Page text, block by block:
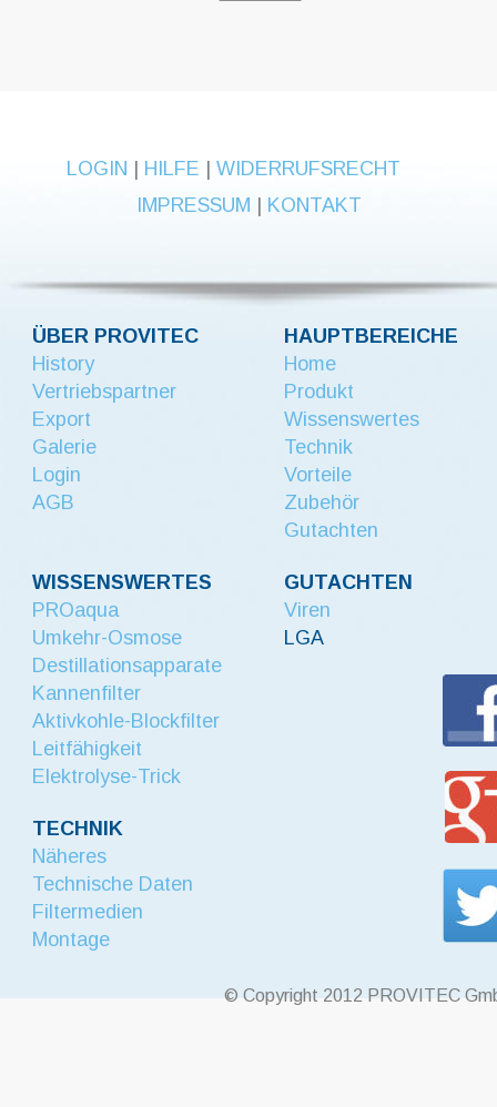
© Copyright 2012 PROVITEC
ÜBER PROVITEC
HAUPTBEREICHE
History
Home
Vertriebspartner
Produkt
Export
Wissenswertes
Galerie
Technik
Login
Vorteile
AGB
Zubehör
Gutachten
WISSENSWERTES
GUTACHTEN
PROaqua
Viren
Umkehr-Osmose
LGA
Destillationsapparate
Kannenfilter
Aktivkohle-Blockfilter
Leitfähigkeit
Elektrolyse-Trick
TECHNIK
Näheres
Technische Daten
Filtermedien
Montage
LOGIN | HILFE | WIDERRUFSRECHT
IMPRESSUM | KONTAKT